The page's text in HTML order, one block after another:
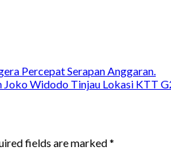
Percepat Serapan Anggaran.
Widodo Tinjau Lokasi KTT
fields are marked*